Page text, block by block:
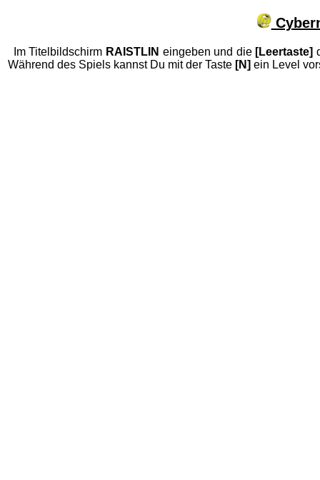
Im Titelbildschirm RAISTLIN eingeben und die [Leertaste]
Während des Spiels kannst Du mit der Taste [N] ein Level